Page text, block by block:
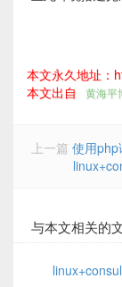
本文永久地址：
本文出自
黄海平
上一篇 使用php
与本文相关的